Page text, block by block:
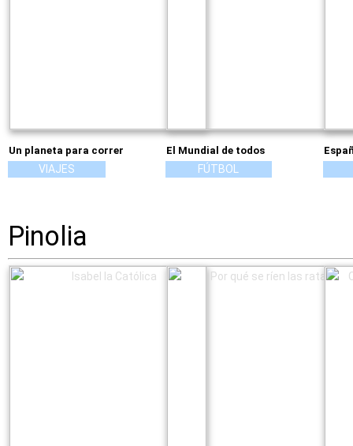
Un planeta para correr
VIAJES
El Mundial de todos
FÚTBOL
Pinolia